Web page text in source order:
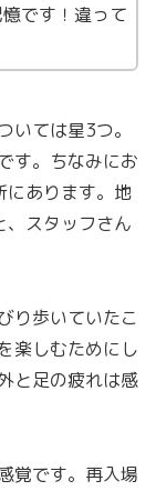
です！違って
いては星3つ。
す。ちなみにお
にあります。地
、スタッフさん
り歩いていたこ
楽しむためにし
と足の疲れは感
覚です。再入場